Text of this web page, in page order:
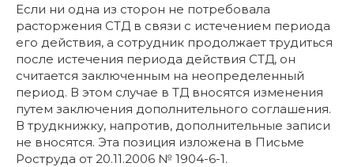
Если ни одна из сторон не потребовала
расторжения СТД в связи с истечением периода
его действия, а сотрудник продолжает трудиться
после истечения периода действия СТД, он
считается заключенным на неопределенный
период. В этом случае в ТД вносятся изменения
путем заключения дополнительного соглашения.
В трудкнижку, напротив, дополнительные записи
не вносятся. Эта позиция изложена в Письме
Роструда от 20.11.2006 № 1904-6-1.